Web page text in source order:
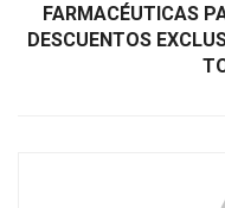
FARMACÉUTICAS
DESCUENTOS